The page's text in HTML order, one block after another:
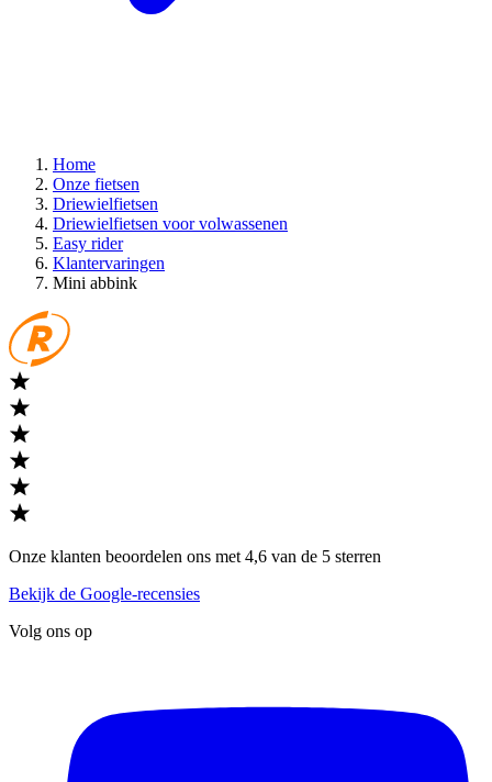
Home
Onze fietsen
Driewielfietsen
Driewielfietsen voor volwassenen
Easy rider
Klantervaringen
Mini abbink
Onze klanten beoordelen ons met 4,6 van de 5 sterren
Bekijk de Google-recensies
Volg ons op